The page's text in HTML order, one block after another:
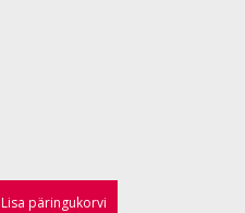
Lisa päringukorvi